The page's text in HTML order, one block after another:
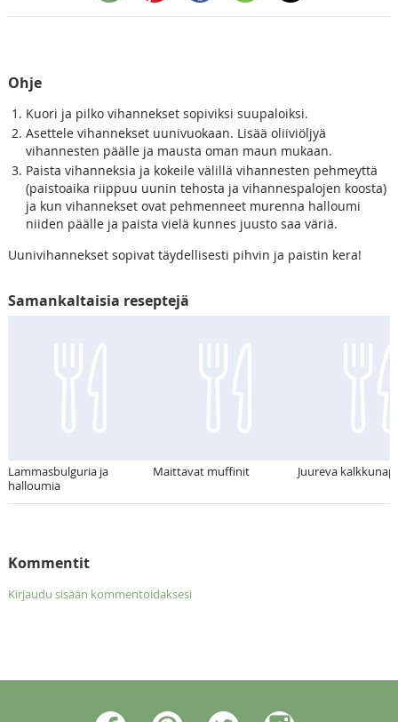
Ohje
Kuori ja pilko vihannekset sopiviksi suupaloiksi.
Asettele vihannekset uunivuokaan. Lisää oliiviöljyä
vihannesten päälle ja mausta oman maun mukaan.
Paista vihanneksia ja kokeile välillä vihannesten pehmeyttä
(paistoaika riippuu uunin tehosta ja vihannespalojen koosta)
ja kun vihannekset ovat pehmenneet murenna halloumi
niiden päälle ja paista vielä kunnes juusto saa väriä.
Uunivihannekset sopivat täydellisesti pihvin ja paistin kera!
Samankaltaisia reseptejä
Lammasbulguria ja
halloumia
Maittavat muffinit Juureva
Kommentit
Kirjaudu sisään kommentoidaksesi